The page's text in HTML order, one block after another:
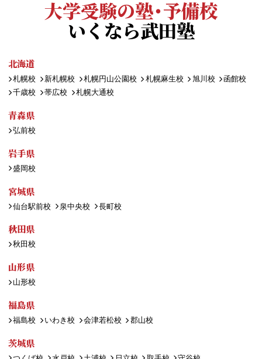
大学受験の塾・予備校
いくなら武田塾
北海道
札幌校 新札幌校 札幌円山公園校 札幌麻生校 旭川校
函館校
千歳校
帯広校 札幌大通校
青森県
弘前校
岩手県
盛岡校
宮城県
仙台駅前校 泉中央校 長町校
秋田県
秋田校
山形県
山形校
福島県
福島校 いわき校 会津若松校 郡山校
茨城県